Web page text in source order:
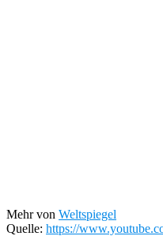
Mehr von Weltspiegel
Quelle: https://